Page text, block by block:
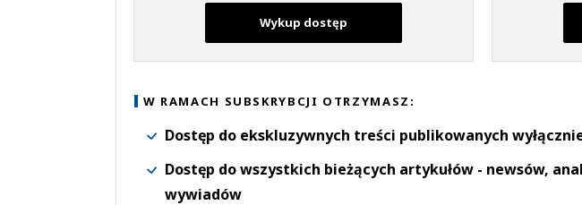
Wykup dostęp
W RAMACH SUBSKRYBCJI OTRZYMASZ:
Dostęp do ekskluzywnych treści publikowanych
Dostęp do wszystkich bieżących artykułów - newsów,
wywiadów